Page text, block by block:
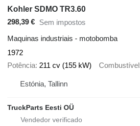
Kohler SDMO TR3.60
298,39 € Sem impostos
Maquinas industriais - motobomba
1972
Potência 211 cv (155 kW) Combustível
Estónia, Tallinn
TruckParts Eesti OÜ